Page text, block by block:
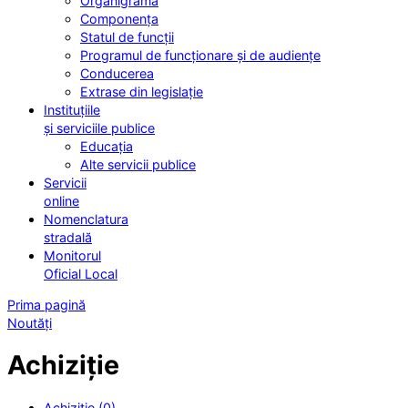
Componența
Statul de funcții
Programul de funcționare și de audiențe
Conducerea
Extrase din legislație
Instituțiile
și serviciile publice
Educația
Alte servicii publice
Servicii
online
Nomenclatura
stradală
Monitorul
Oficial Local
Prima pagină
Noutăți
Achiziție